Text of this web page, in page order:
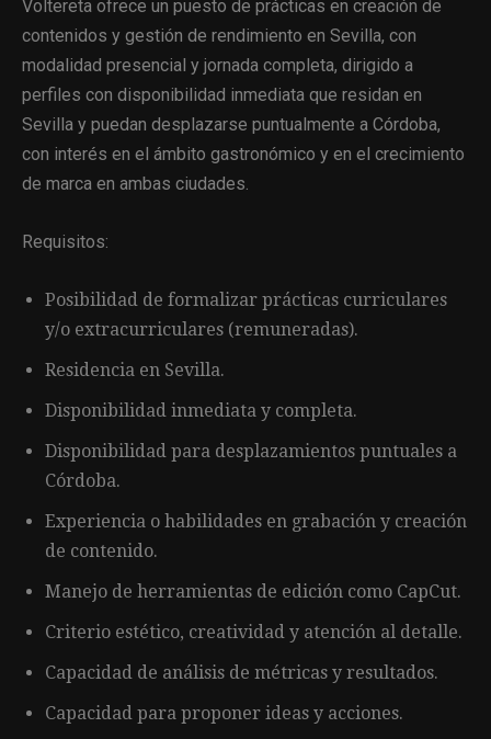
Voltereta ofrece un puesto de prácticas en creación de
contenidos y gestión de rendimiento en Sevilla, con
modalidad presencial y jornada completa, dirigido a
perfiles con disponibilidad inmediata que residan en
Sevilla y puedan desplazarse puntualmente a Córdoba,
con interés en el ámbito gastronómico y en el crecimiento
de marca en ambas ciudades.
Requisitos:
Posibilidad de formalizar prácticas curriculares
y/o extracurriculares (remuneradas).
Residencia en Sevilla.
Disponibilidad inmediata y completa.
Disponibilidad para desplazamientos puntuales a
Córdoba.
Experiencia o habilidades en grabación y creación
de contenido.
Manejo de herramientas de edición como CapCut.
Criterio estético, creatividad y atención al detalle.
Capacidad de análisis de métricas y resultados.
Capacidad para proponer ideas y acciones.